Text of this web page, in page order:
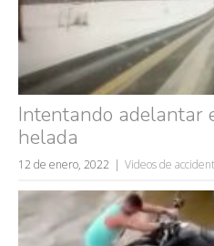
Intentando adelantar
helada
12 de enero, 2022 Videos de